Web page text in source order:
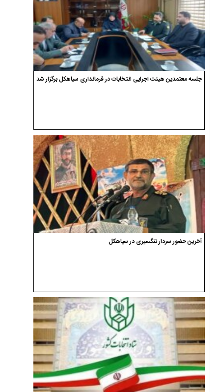
جلسه معتمدین هیئت اجرایی انتخابات در فرمانداری سیاهکل برگزار شد
آخرین حضور سردار تنگسیری در سیاهکل